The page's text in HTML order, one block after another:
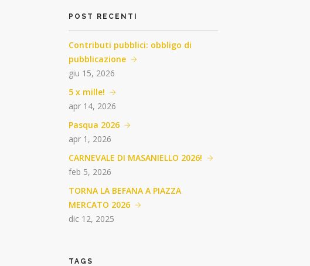
POST RECENTI
Contributi pubblici: obbligo di
pubblicazione
giu 15, 2026
5 x mille!
apr 14, 2026
Pasqua 2026
apr 1, 2026
CARNEVALE DI MASANIELLO 2026!
feb 5, 2026
TORNA LA BEFANA A PIAZZA
MERCATO 2026
dic 12, 2025
TAGS